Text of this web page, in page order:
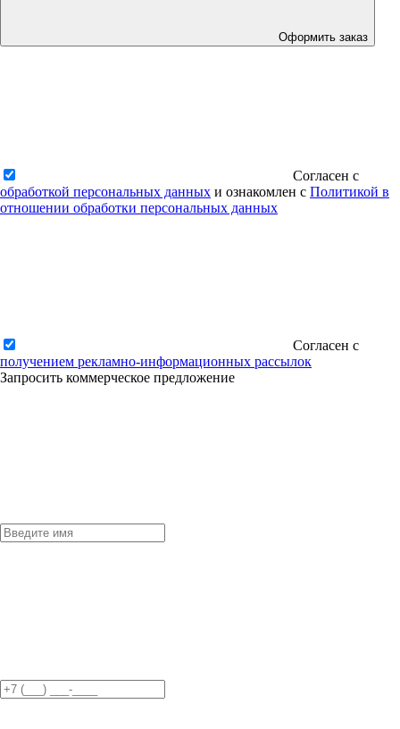
Оформить заказ
Согласен с
обработкой персональных данных и ознакомлен с Политикой в
отношении обработки персональных данных
Согласен с
получением рекламно-информационных рассылок
Запросить коммерческое предложение